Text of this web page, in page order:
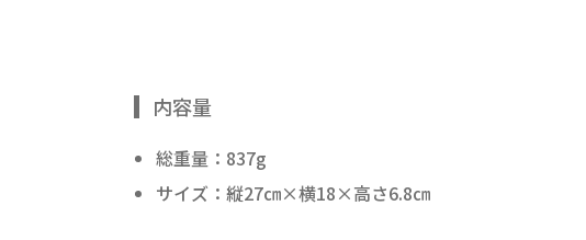
内容量
総重量：837g
サイズ：縦27㎝×横18×高さ6.8㎝